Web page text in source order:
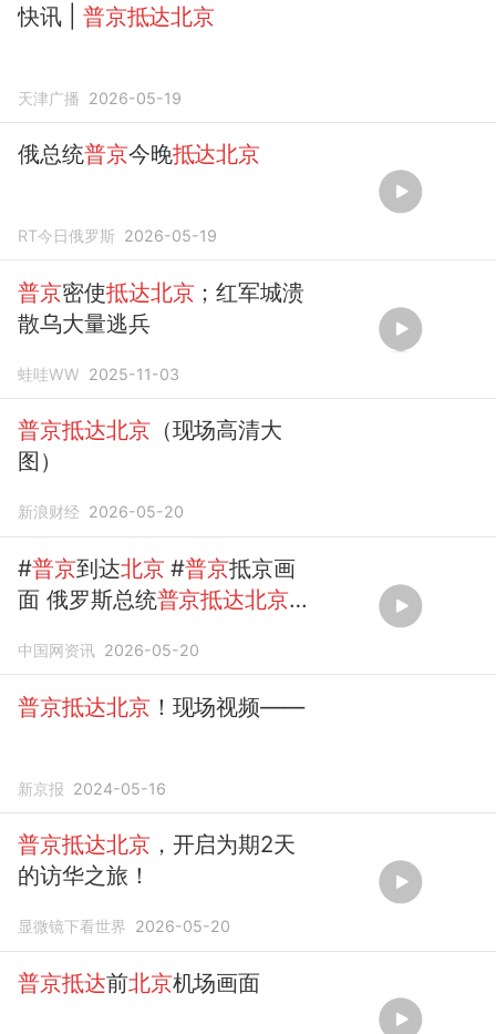
快讯 | 普京抵达北京
天津广播 2026-05-19
俄总统普京今晚抵达北京
RT今日俄罗斯 2026-05-19
普京密使抵达北京；红军城溃
散乌大量逃兵
蛙哇WW 2025-11-03
普京抵达北京（现场高清大
图）
新浪财经 2026-05-20
#普京到达北京#普京抵京画
面 俄罗斯总统普京抵达北京，
套
中国网资讯 2026-05-20
普京抵达北京！现场视频——
新京报 2024-05-16
普京抵达北京，开启为期2天
的访华之旅！
显微镜下看世界 2026-05-20
普京抵达前北京机场画面